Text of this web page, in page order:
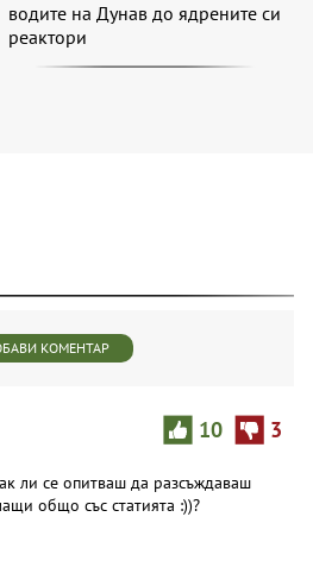
водите на Дунав до ядрените си
реактори
КОМЕНТАР
10 3
ли се опитваш да разсъждаваш
общо със статията :))?